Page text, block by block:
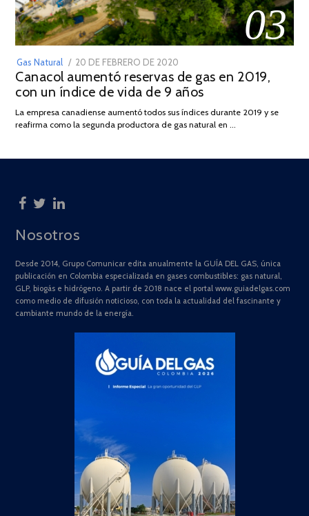
03
Gas Natural
POSTED
ON
20 DE FEBRERO DE 2020
DE
JULIO
2025
Canacol aumentó reservas de gas en 2019,
con un índice de vida de 9 años
La empresa canadiense aumentó todos sus índices durante 2019 y se
reafirma como la segunda productora de gas natural en …
Nosotros
Desde 2014, Grupo Comunicar edita anualmente la GUÍA DEL GAS, única
publicación en Colombia especializada en gases combustibles: gas natural,
GLP, biogás e hidrógeno. A partir de 2018 nace el portal www.guiadelgas.com
como medio de difusión noticioso, con toda la actualidad del fascinante y
cambiante mundo de la energía.